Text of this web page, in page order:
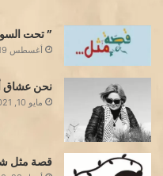
” تحت
أغسطس 19, 2020
نحن عشاق
مايو 10, 2021
قصة مثل